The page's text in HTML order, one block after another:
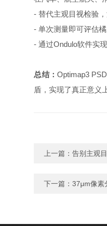
- 替代主观目视检验
- 单次测量即可评估
- 通过Ondulo软件实
总结：Optimap3
盾，实现了真正意义
上一篇：告别主观
下一篇：37μm像素